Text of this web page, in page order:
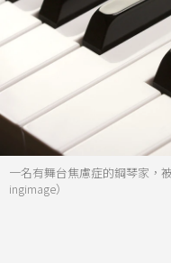
一名有舞台焦慮症的鋼琴家，
ingimage）